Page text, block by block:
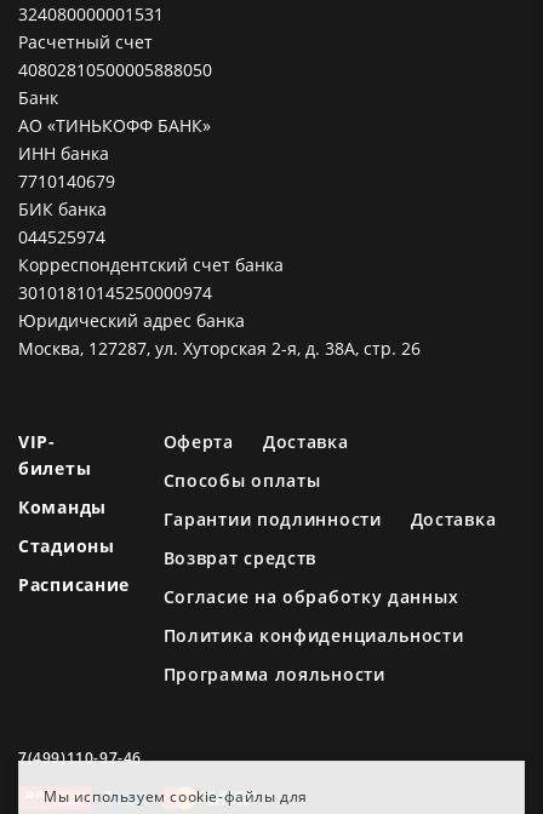
Мы используем cookie-файлы для
324080000001531
Расчетный счет
40802810500005888050
Банк
АО «ТИНЬКОФФ БАНК»
ИНН банка
7710140679
БИК банка
044525974
Корреспондентский счет банка
30101810145250000974
Юридический адрес банка
Москва, 127287, ул. Хуторская 2-я, д. 38А, стр. 26
VIP-
билеты
Команды
Стадионы
Расписание
Оферта
Доставка
Способы оплаты
Гарантии подлинности
Доставка
Возврат средств
Согласие на обработку данных
Политика конфиденциальности
Программа лояльности
7(499)110-97-46